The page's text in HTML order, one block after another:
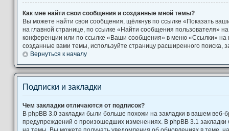
Как мне найти свои сообщения и созданные мной темы?
Вы можете найти свои сообщения, щёлкнув по ссылке «Показать
на главной странице, по ссылке «Найти сообщения пользователя»
конференции или по ссылке «Ваши сообщения» в меню «Ссылки» на
созданные вами темы, используйте страницу расширенного поиска,
Вернуться к началу
Подписки и закладки
Чем закладки отличаются от подписок?
В phpBB 3.0 закладки были больше похожи на закладки в вашем веб-
предупреждений о произошедших изменениях. В phpBB 3.1